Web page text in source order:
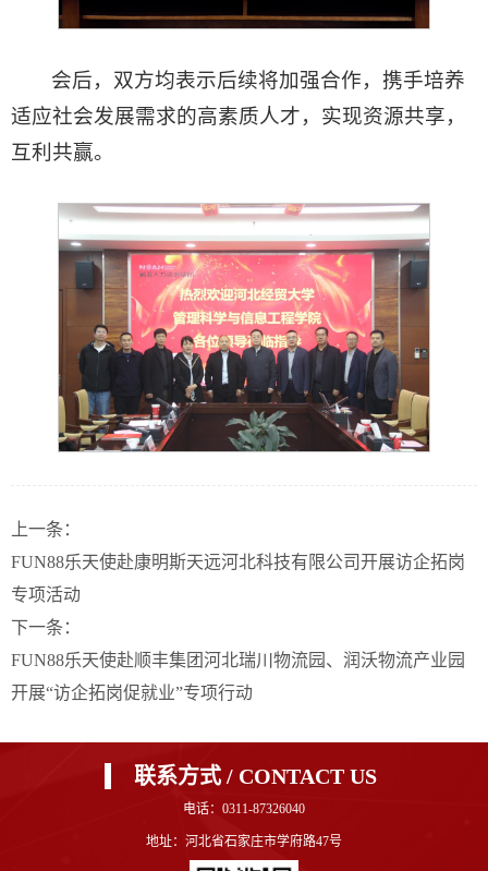
会后，双方均表示后续将加强合作，携手培养
适应社会发展需求的高素质人才，实现资源共享，
互利共赢。
上一条：
FUN88乐天使赴康明斯天远河北科技有限公司开展访企拓岗
专项活动
下一条：
FUN88乐天使赴顺丰集团河北瑞川物流园、润沃物流产业园
开展“访企拓岗促就业”专项行动
联系方式 / CONTACT US
电话：0311-87326040
地址：河北省石家庄市学府路47号